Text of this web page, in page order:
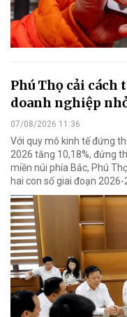
Phú Thọ cải cách
doanh nghiệp
07/08/2026 11:36
Với quy mô kinh tế đứng
2026 tăng 10,18%, đứng
miền núi phía Bắc, Phú
hai con số giai đoạn 2026-